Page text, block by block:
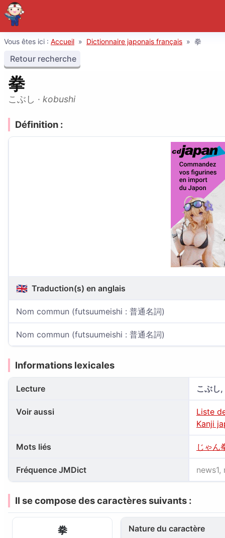
Vous êtes ici : Accueil » Dictionnaire japonais français » 拳
Retour recherche
拳
こぶし · kobushi
Définition :
🇬🇧 Traduction(s) en anglais
Nom commun (futsuumeishi : 普通名詞)
Nom commun (futsuumeishi : 普通名詞)
Informations lexicales
Lecture こぶし,
Voir aussi
Liste
Kanji
Mots liés じゃん
Fréquence JMDict news1,
Il se compose des caractères suivants :
拳 Nature du caractère